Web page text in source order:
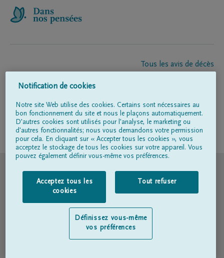
Tous les avis de décès
Entrepreneur de pompes funèbres
Suivez-nous sur
Conditions d'utilisation
Déclaration relative à la vie privée
Déclaration d’accessibilité
Notification de cookies
Notre site Web utilise des cookies. Certains sont nécessaires au
bon fonctionnement du site et nous le plaçons automatiquement.
D'autres cookies sont utilisés pour l'analyse, le marketing ou
d'autres fonctionnalités; nous vous demandons votre permission
pour cela. En cliquant sur « Accepter tous les cookies », vous
acceptez le stockage de tous les cookies sur votre appareil. Vous
pouvez également définir vous-même vos préférences.
Acceptez tous les
cookies
Tout refuser
Définissez vous-même
vos préférences